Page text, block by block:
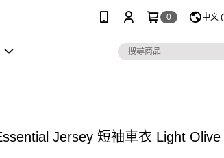
0 中文
Jersey 短袖車衣 Light Olive